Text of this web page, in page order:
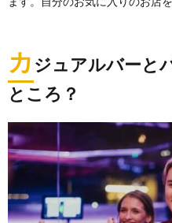
カ ジュアルバーと
ところ？